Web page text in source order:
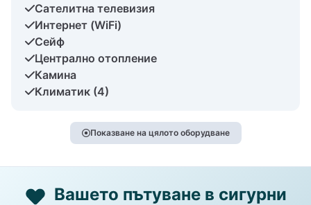
Сателитна телевизия
Интернет (WiFi)
Сейф
Централно отопление
Камина
Климатик (4)
Показване на цялото оборудване
Вашето пътуване в сигурни